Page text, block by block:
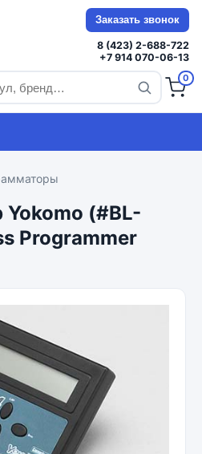
Заказать звонок
8 (423) 2-688-722
+7 914 070-06-13
0
(#BL-
Programmer